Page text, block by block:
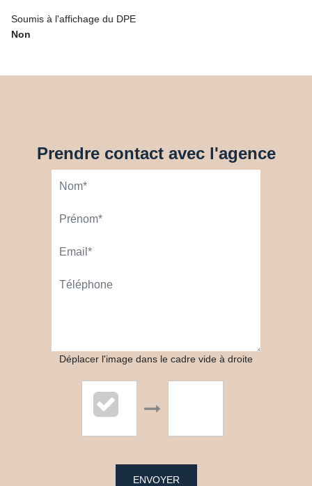
Soumis à l'affichage du DPE
Non
Prendre contact avec l'agence
Déplacer l'image dans le cadre vide à droite
ENVOYER